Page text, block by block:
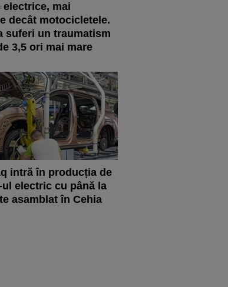
electrice, mai
decât motocicletele.
suferi un traumatism
3,5 ori mai mare
intră în producția de
ul electric cu până la
asamblat în Cehia